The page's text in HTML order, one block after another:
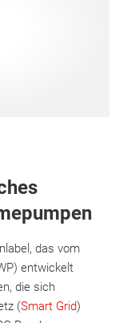
das vom
entwickelt
die sich
(Smart Grid)